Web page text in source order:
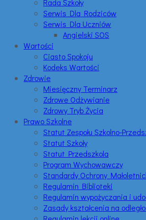
Rada Szkoły
Serwis Dla Rodziców
Serwis Dla Uczniów
Angielski SOS
Wartości
Ciasto Spokoju
Kodeks Wartości
Zdrowie
Miesięczny Terminarz
Zdrowe Odżywianie
Zdrowy Tryb Życia
Prawo Szkolne
Statut Zespołu Szkolno-
Statut Szkoły
Statut Przedszkola
Program Wychowawczy
Standardy Ochrony
Regulamin Biblioteki
Regulamin wypożyczania i
Zasady kształcenia na